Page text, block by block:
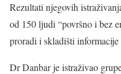
Rezultati njegovih
od 150 ljudi “površno i bez
proradi i skladišti
Dr Danbar je istraživao